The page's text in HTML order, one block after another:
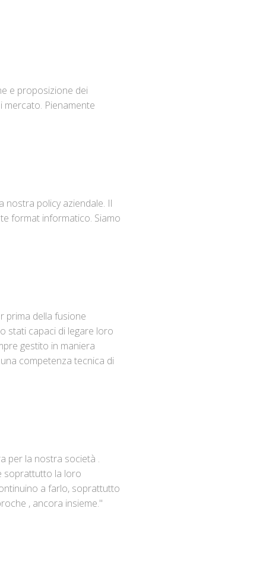
e proposizione dei
mercato. Pienamente
nostra policy aziendale. Il
format informatico. Siamo
prima della fusione
stati capaci di legare loro
gestito in maniera
competenza tecnica di
per la nostra società .
soprattutto la loro
a farlo, soprattutto
, ancora insieme."